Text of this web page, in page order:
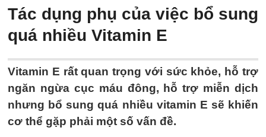
Tác dụng phụ của việc bổ sung
quá nhiều Vitamin E
Vitamin E rất quan trọng với sức khỏe, hỗ trợ
ngăn ngừa cục máu đông, hỗ trợ miễn dịch
nhưng bổ sung quá nhiều vitamin E sẽ khiến
cơ thể gặp phải một số vấn đề.